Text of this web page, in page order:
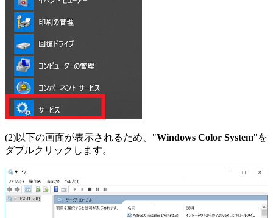
(2)以下の画面が表示されるため、"Windows Color System"を
ダブルクリックします。